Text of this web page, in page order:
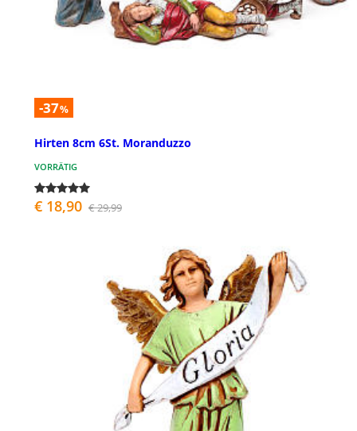
-37%
Hirten 8cm 6St. Moranduzzo
VORRÄTIG
€ 18,90 € 29,99